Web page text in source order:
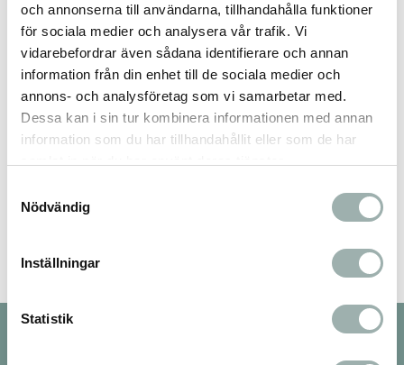
och annonserna till användarna, tillhandahålla funktioner
för sociala medier och analysera vår trafik. Vi
vidarebefordrar även sådana identifierare och annan
information från din enhet till de sociala medier och
annons- och analysföretag som vi samarbetar med.
Dessa kan i sin tur kombinera informationen med annan
information som du har tillhandahållit eller som de har
Nödvändig
Inställningar
Statistik
Du